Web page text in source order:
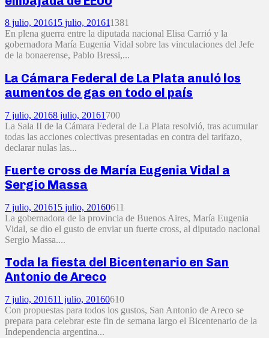
8 julio, 201615 julio, 201611381
En plena guerra entre la diputada nacional Elisa Carrió y la
gobernadora María Eugenia Vidal sobre las vinculaciones del Jefe
de la bonaerense, Pablo Bressi,...
La Cámara Federal de La Plata anuló los
aumentos de gas en todo el país
7 julio, 20168 julio, 20161 700
La Sala II de la Cámara Federal de La Plata resolvió, tras acumular
todas las acciones colectivas presentadas en contra del tarifazo,
declarar nulas las...
Fuerte cross de María Eugenia Vidal a
Sergio Massa
7 julio, 201615 julio, 20160611
La gobernadora de la provincia de Buenos Aires, María Eugenia
Vidal, se dio el gusto de enviar un fuerte cross, al diputado nacional
Sergio Massa....
Toda la fiesta del Bicentenario en San
Antonio de Areco
7 julio, 201611 julio, 20160610
Con propuestas para todos los gustos, San Antonio de Areco se
prepara para celebrar este fin de semana largo el Bicentenario de la
Independencia argentina...